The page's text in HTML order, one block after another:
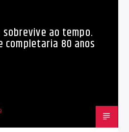
sobrevive ao tempo.
completaria 80 anos